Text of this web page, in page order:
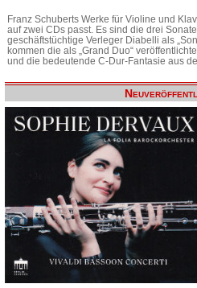
Franz Schuberts Werke für Violine und
auf zwei CDs passt. Es sind die drei
geschäftstüchtige Verleger Diabelli als
kommen die als „Grand Duo“
und die bedeutende C-Dur-Fantasie aus